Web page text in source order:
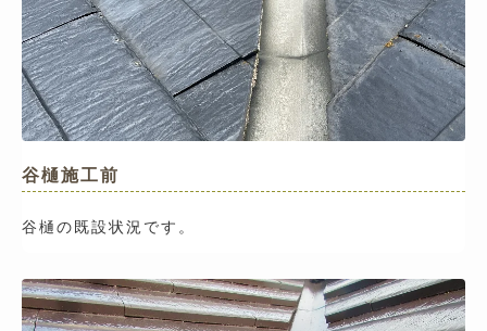
谷樋施工前
谷樋の既設状況です。